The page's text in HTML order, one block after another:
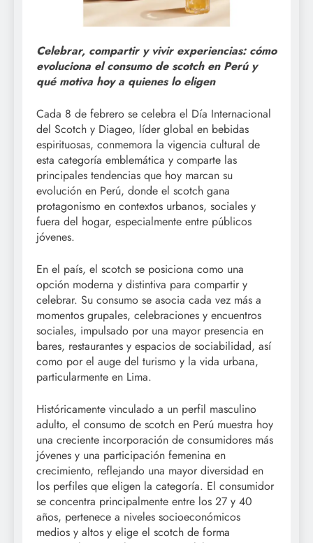
Celebrar, compartir y vivir experiencias: cómo
evoluciona el consumo de scotch en Perú y
qué motiva hoy a quienes lo eligen
Cada 8 de febrero se celebra el Día Internacional
del Scotch y Diageo, líder global en bebidas
espirituosas, conmemora la vigencia cultural de
esta categoría emblemática y comparte las
principales tendencias que hoy marcan su
evolución en Perú, donde el scotch gana
protagonismo en contextos urbanos, sociales y
fuera del hogar, especialmente entre públicos
jóvenes.
En el país, el scotch se posiciona como una
opción moderna y distintiva para compartir y
celebrar. Su consumo se asocia cada vez más a
momentos grupales, celebraciones y encuentros
sociales, impulsado por una mayor presencia en
bares, restaurantes y espacios de sociabilidad, así
como por el auge del turismo y la vida urbana,
particularmente en Lima.
Históricamente vinculado a un perfil masculino
adulto, el consumo de scotch en Perú muestra hoy
una creciente incorporación de consumidores más
jóvenes y una participación femenina en
crecimiento, reflejando una mayor diversidad en
los perfiles que eligen la categoría. El consumidor
se concentra principalmente entre los 27 y 40
años, pertenece a niveles socioeconómicos
medios y altos y elige el scotch de forma